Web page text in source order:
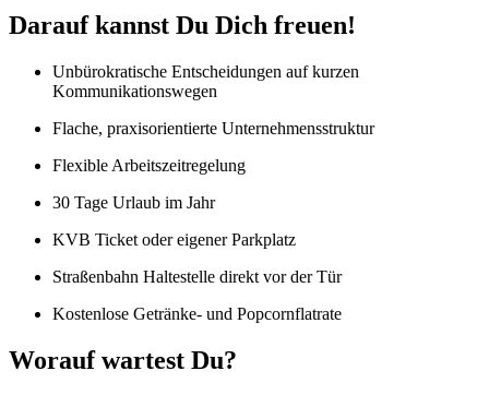
Darauf kannst Du Dich freuen!
Unbürokratische Entscheidungen auf kurzen
Kommunikationswegen
Flache, praxisorientierte Unternehmensstruktur
Flexible Arbeitszeitregelung
30 Tage Urlaub im Jahr
KVB Ticket oder eigener Parkplatz
Straßenbahn Haltestelle direkt vor der Tür
Kostenlose Getränke- und Popcornflatrate
Worauf wartest Du?